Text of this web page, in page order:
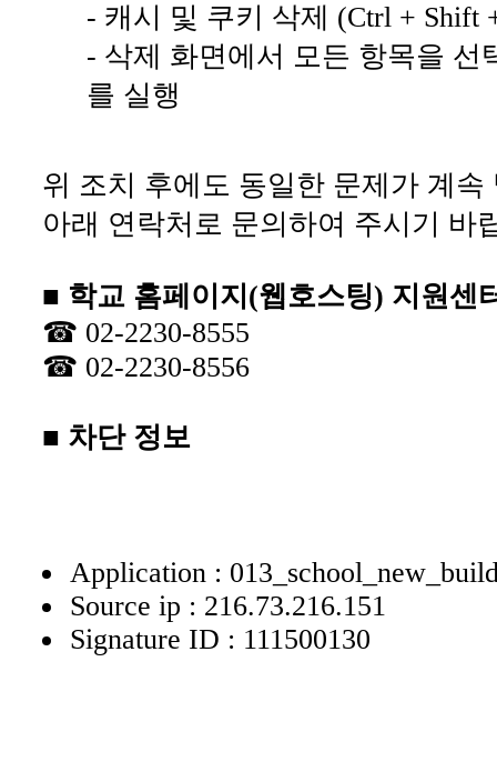
- 캐시 및 쿠키 삭제 (Ctrl + Shift
- 삭제 화면에서 모든 항목을 선
를 실행
위 조치 후에도 동일한 문제가 계속
아래 연락처로 문의하여 주시기 바
■ 학교 홈페이지(웹호스팅) 지원센
☎ 02-2230-8555
☎ 02-2230-8556
■ 차단 정보
Application :
Source ip : 216.73.216.151
Signature ID : 111500130